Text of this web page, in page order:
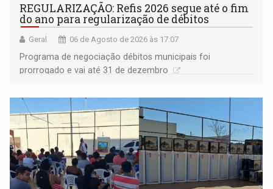
REGULARIZAÇÃO: Refis 2026 segue até o fim
do ano para regularização de débitos
Geral 06 de Agosto de 2026 às 17:07
Programa de negociação débitos municipais foi
prorrogado e vai até 31 de dezembro